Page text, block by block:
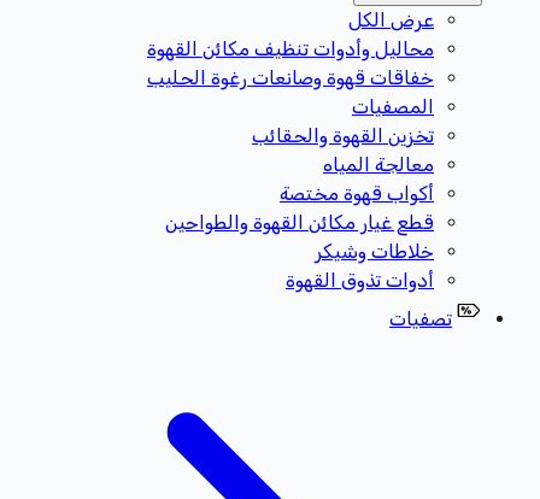
عرض الكل
محاليل وأدوات تنظيف مكائن القهوة
خفاقات قهوة وصانعات رغوة الحليب
المصفيات
تخزين القهوة والحقائب
معالجة المياه
أكواب قهوة مختصة
قطع غيار مكائن القهوة والطواحين
خلاطات وشيكر
أدوات تذوق القهوة
تصفيات